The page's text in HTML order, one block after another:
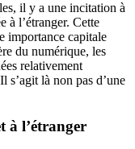
il y a une incitation à
à l’étranger. Cette
importance capitale
du numérique, les
relativement
s’agit là non pas d’une
à l’étranger